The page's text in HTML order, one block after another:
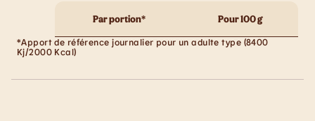
Par portion* Pour 100 g
*Apport de référence journalier pour un adulte type (8400
Kj/2000 Kcal)